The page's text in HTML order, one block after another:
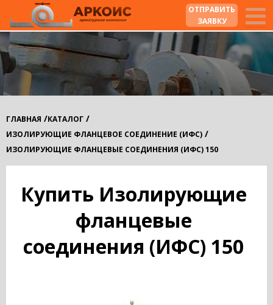
ОТПРАВИТЬ
ЗАЯВКУ
ГЛАВНАЯ /КАТАЛОГ /
ИЗОЛИРУЮЩИЕ ФЛАНЦЕВОЕ СОЕДИНЕНИЕ (ИФС) /
ИЗОЛИРУЮЩИЕ ФЛАНЦЕВЫЕ СОЕДИНЕНИЯ (ИФС) 150
Купить Изолирующие
фланцевые
соединения (ИФС) 150